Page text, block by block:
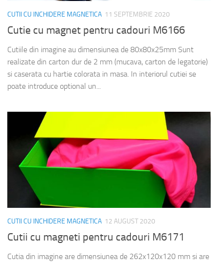
CUTII CU INCHIDERE MAGNETICA 11 SEPTEMBRIE 2020
Cutie cu magnet pentru cadouri M6166
Cutiile din imagine au dimensiunea de 80x80x25mm Sunt
realizate din carton dur de 2 mm (mucava, carton de legatorie)
si caserata cu hartie colorata in masa. In interiorul cutiei se
poate introduce optional un...
CUTII CU INCHIDERE MAGNETICA 12 AUGUST 2020
Cutii cu magneti pentru cadouri M6171
Cutia din imagine are dimensiunea de 262x120x120 mm si are